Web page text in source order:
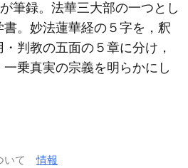
筆録。法華三大部の一つとし
。妙法蓮華経の５字を，釈
判教の五面の５章に分け，
乗真実の宗義を明らかにし
いて情報